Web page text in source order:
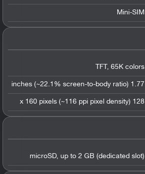
Mini-SIM
TFT, 65K colors
1.77 inches (~22.1% screen-to-body ratio)
128 x 160 pixels (~116 ppi pixel density)
microSD, up to 2 GB (dedicated slot)